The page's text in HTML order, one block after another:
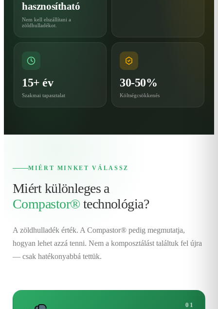
hasznosítható
Nem kell elszállítani a
zöldhulladékot.
15+ év
Szakmai tapasztalat
30-50%
Költségcsökkenés
MIÉRT MINKET VÁLASSZ
Miért különleges a
Compastor® technológia?
A zöldhulladék érték. A Compastor® pedig megmutatja,
hogyan lehet azzá tenni. Nem a komposztálást találtuk fel újra
— csak hatékonyabbá tettük.
01